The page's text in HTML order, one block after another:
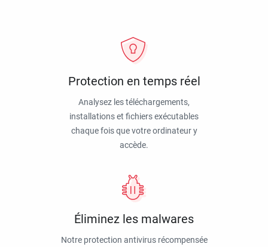
Protection en temps réel
Analysez les téléchargements,
installations et fichiers exécutables
chaque fois que votre ordinateur y
accède.
Éliminez les malwares
Notre protection antivirus récompensée